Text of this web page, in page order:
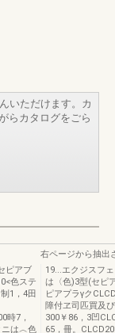
いただけます。カ
らカタログをごら
ピアブ
色ステ
1，4田
時7，
は︿色
右ページから抽出
19...エクジスフ
は〈色)3型(セピ
ピアプラγク
障付ヱ司匹買及
300￥86，3凹
65，冊。